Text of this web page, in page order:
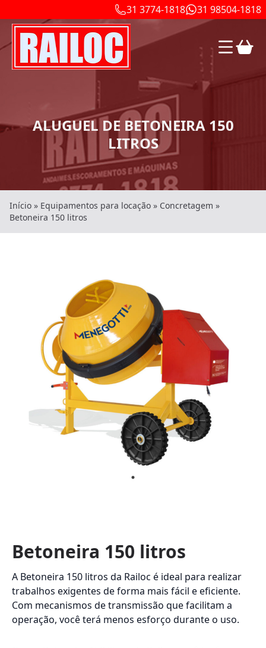
31 3774-1818 31 98504-1818
ALUGUEL DE BETONEIRA 150
LITROS
Início » Equipamentos para locação » Concretagem »
Betoneira 150 litros
Betoneira 150 litros
A Betoneira 150 litros da Railoc é ideal para realizar
trabalhos exigentes de forma mais fácil e eficiente.
Com mecanismos de transmissão que facilitam a
operação, você terá menos esforço durante o uso.